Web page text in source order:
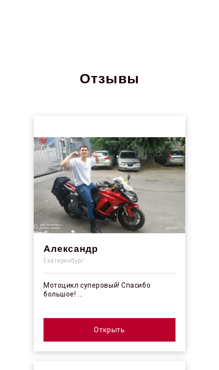
Отзывы
Александр
Екатеринбург
Мотоцикл суперовый! Спасибо
большое! ...
Открыть